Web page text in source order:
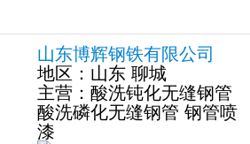
山东博辉钢铁有限公司
地区： 山东 聊城
主营： 酸洗钝化无缝钢管
酸洗磷化无缝钢管 钢管喷
漆